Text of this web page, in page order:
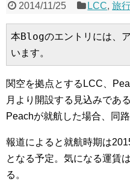
2014/11/25 LCC,旅
本Blogのエントリには、
います。
関空を拠点とするLCC、
月より開設する見込みであ
Peachが就航した場合、同
報道によると就航時期は
となる予定。気になる運賃
る。